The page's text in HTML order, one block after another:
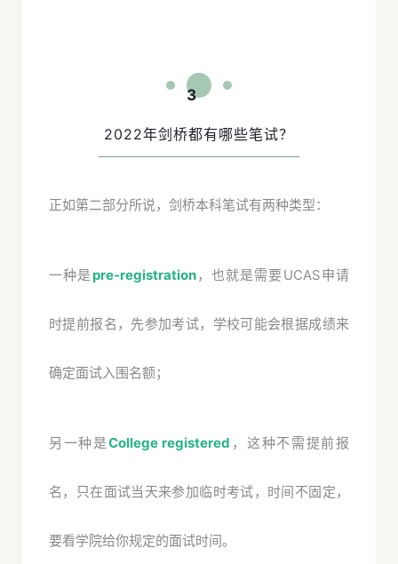
3
2022年剑桥都有哪些笔试？
正如第二部分所说，剑桥本科笔试有两种类型：
一种是 pre-registration，也就是需要UCAS申请
时提前报名，先参加考试，学校可能会根据成绩来
确定面试入围名额；
另一种是College registered ，这种不需提前报
名，只在面试当天来参加临时考试，时间不固定，
要看学院给你规定的面试时间。